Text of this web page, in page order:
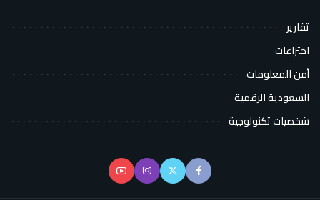
تقارير
اختراعات
أمن المعلومات
السعودية الرقمية
شخصيات تكنولوجية